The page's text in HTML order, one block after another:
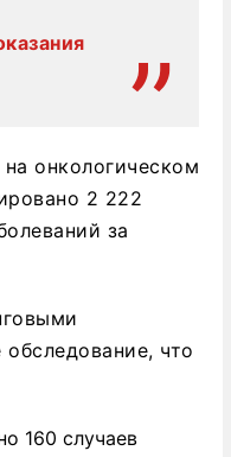
онкологическом
2 222
за
что
160 случаев